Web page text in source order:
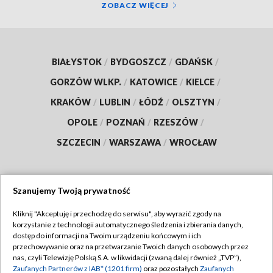
ZOBACZ WIĘCEJ
BIAŁYSTOK / BYDGOSZCZ / GDAŃSK /
GORZÓW WLKP. / KATOWICE / KIELCE /
KRAKÓW / LUBLIN / ŁÓDŹ / OLSZTYN /
OPOLE / POZNAŃ / RZESZÓW /
SZCZECIN / WARSZAWA / WROCŁAW
TVP
Abonament TVP
Emisja w TVP
Regulamin TVP
Polityka prywatności
Szanujemy Twoją prywatność
Kliknij "Akceptuję i przechodzę do serwisu", aby wyrazić zgody na
korzystanie z technologii automatycznego śledzenia i zbierania danych,
dostęp do informacji na Twoim urządzeniu końcowym i ich
przechowywanie oraz na przetwarzanie Twoich danych osobowych przez
nas, czyli Telewizję Polską S.A. w likwidacji (zwaną dalej również „TVP”),
Zaufanych Partnerów z IAB* (1201 firm) oraz pozostałych Zaufanych